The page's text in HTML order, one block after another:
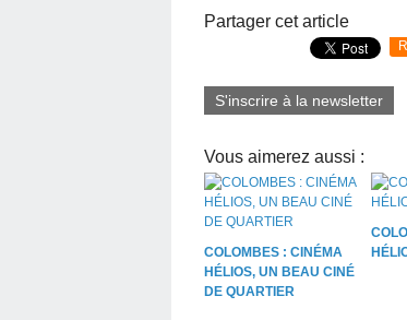
Partager cet article
S'inscrire à la newsletter
Vous aimerez aussi :
COLOMBES : CINÉMA
HÉLIOS, UN BEAU CINÉ
DE QUARTIER